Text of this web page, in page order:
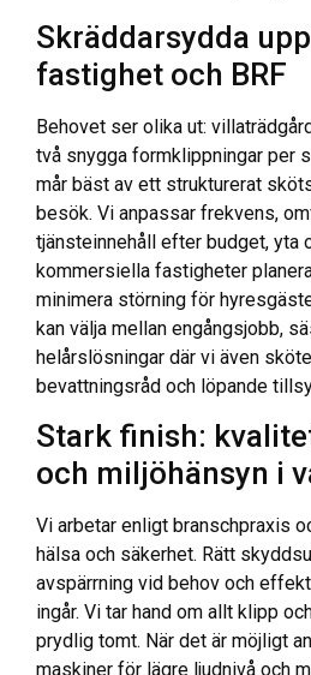
Skräddarsydda
fastighet och BRF
Behovet ser olika ut:
två snygga formklippningar per
mår bäst av ett strukturerat
besök. Vi anpassar frekvens,
tjänsteinnehåll efter budget, yta
kommersiella fastigheter
minimera störning för
kan välja mellan engångsjobb,
helårslösningar där vi även
bevattningsråd och löpande
Stark finish:
och miljöhänsyn i
Vi arbetar enligt branschpraxis
hälsa och säkerhet. Rätt
avspärrning vid behov och
ingår. Vi tar hand om allt klipp
prydlig tomt. När det är möjligt
maskiner för lägre ljudnivå och